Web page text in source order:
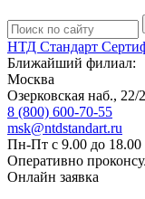
НТД Стандарт
Ближайший филиал:
Москва
Озерковская наб., 22/
8 (800) 600-70-55
msk@ntdstandart.ru
Пн-Пт с 9.00 до 18.00
Оперативно
Онлайн заявка